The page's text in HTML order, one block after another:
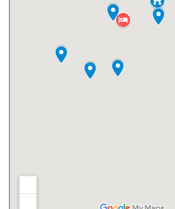
Grotten van Remouchamps
Waar overnachten in en rond Theux?
Mis niets met onze reisgids Belgische